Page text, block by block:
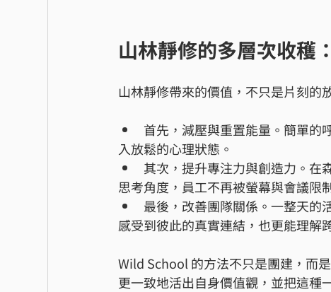
山林靜修的多層次收穫
山林靜修帶來的價值，不只是片刻的
首先，減壓與重置能量。簡單的
入放鬆的心理狀態。
其次，提升專注力與創造力。在
思考角度，員工不再被螢幕與會議限
最後，改善團隊關係。一整天的
感受到彼此的真實連結，也更能理解
Wild School 的方法不只是團建，而
更一致地活出自身價值觀，並把這種